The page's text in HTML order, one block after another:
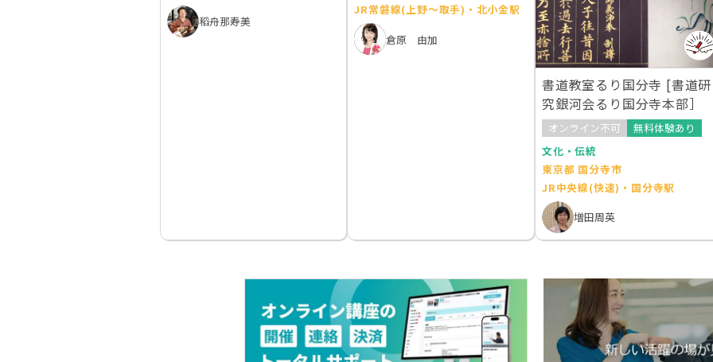
稻舟那寿美
JR常磐線(上野～取手)・北小金駅
倉原 由加
書道教室るり国分寺 [書道研
究銀河会るり国分寺本部］
オンライン不可
無料体験あり
文化・伝統
東京都 国分寺市
JR中央線(快速)・国分寺駅
増田周英